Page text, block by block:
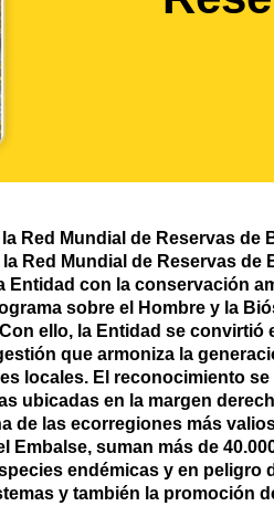
Red Mundial de Reservas de
Red Mundial de Reservas de
con la conservación
sobre el Hombre y la
ello, la Entidad se
que armoniza la
locales. El reconocimiento
ubicadas en la margen
de las ecorregiones más
suman más de
endémicas y en
y también la promoción